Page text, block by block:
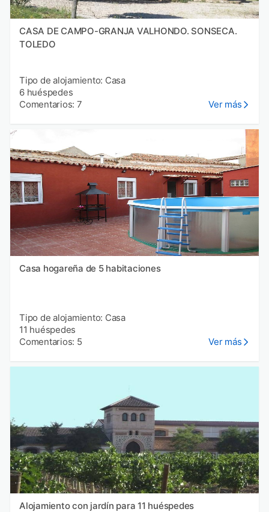
CASA DE CAMPO-GRANJA VALHONDO. SONSECA.
TOLEDO
Tipo de alojamiento: Casa
6 huéspedes
Comentarios: 7
Ver más
Casa hogareña de 5 habitaciones
Tipo de alojamiento: Casa
11 huéspedes
Comentarios: 5
Ver más
Alojamiento con jardín para 11 huéspedes